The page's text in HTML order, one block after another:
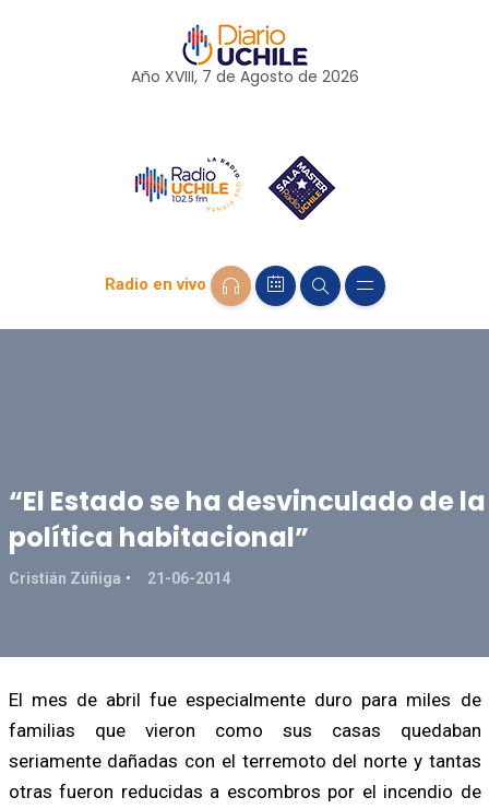
Año XVIII, 7 de Agosto de 2026
Radio en vivo
“El Estado se ha desvinculado de la
política habitacional”
Cristián Zúñiga 21-06-2014
El mes de abril fue especialmente duro para miles de
familias que vieron como sus casas quedaban
seriamente dañadas con el terremoto del norte y tantas
otras fueron reducidas a escombros por el incendio de